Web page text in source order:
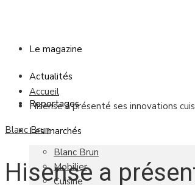
Le magazine
Actualités
Reportages
Les marchés
Blanc Brun
Mobilier
Cuisine
Accueil
Hisense a présenté ses innovations
Blanc Brun
Hisense a